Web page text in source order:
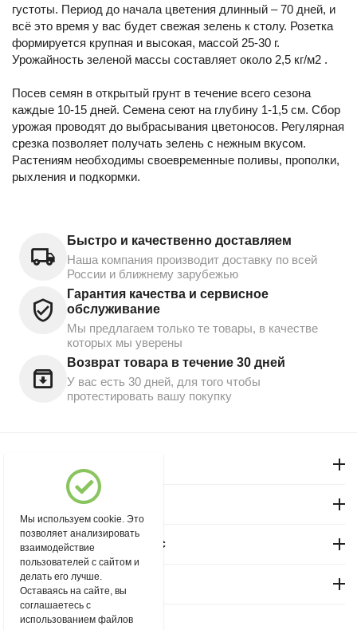
густоты. Период до начала цветения длинный – 70 дней, и
всё это время у вас будет свежая зелень к столу. Розетка
формируется крупная и высокая, массой 25-30 г.
Урожайность зеленой массы составляет около 2,5 кг/м2 .
Посев семян в открытый грунт в течение всего сезона
каждые 10-15 дней. Семена сеют на глубину 1-1,5 см. Сбор
урожая проводят до выбрасывания цветоносов. Регулярная
срезка позволяет получать зелень с нежным вкусом.
Растениям необходимы своевременные поливы, прополки,
рыхления и подкормки.
Быстро и качественно доставляем
Наша компания производит доставку по всей
России и ближнему зарубежью
Гарантия качества и сервисное
обслуживание
Мы предлагаем только те товары, в качестве
которых мы уверены
Возврат товара в течение 30 дней
У вас есть 30 дней, для того чтобы
протестировать вашу покупку
Магазин "Северный"
Покупательский сервис
Контакты
© 2004 - 2026 msever.ru.
Мы используем cookie. Это
позволяет анализировать
взаимодействие
пользователей с сайтом и
делать его лучше.
Оставаясь на сайте, вы
соглашаетесь с
использованием файлов